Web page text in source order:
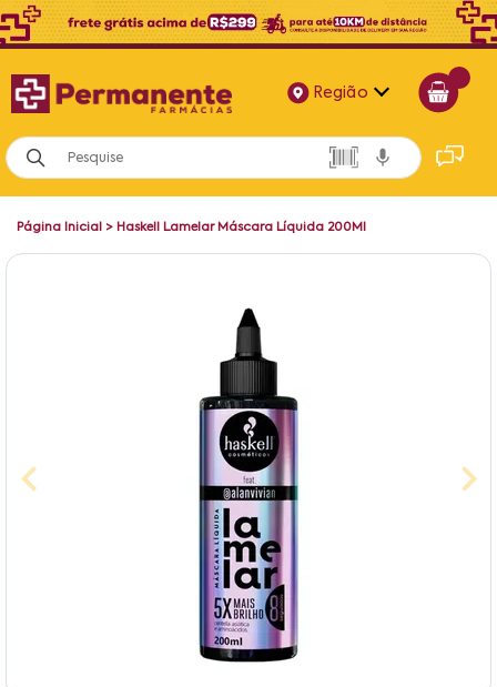
Região
Alagoas
Bahia
Página Inicial > Haskell Lamelar Máscara Líquida 200Ml